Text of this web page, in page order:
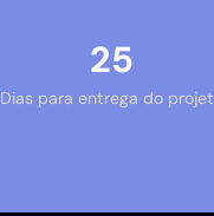
30
Dias para entrega do